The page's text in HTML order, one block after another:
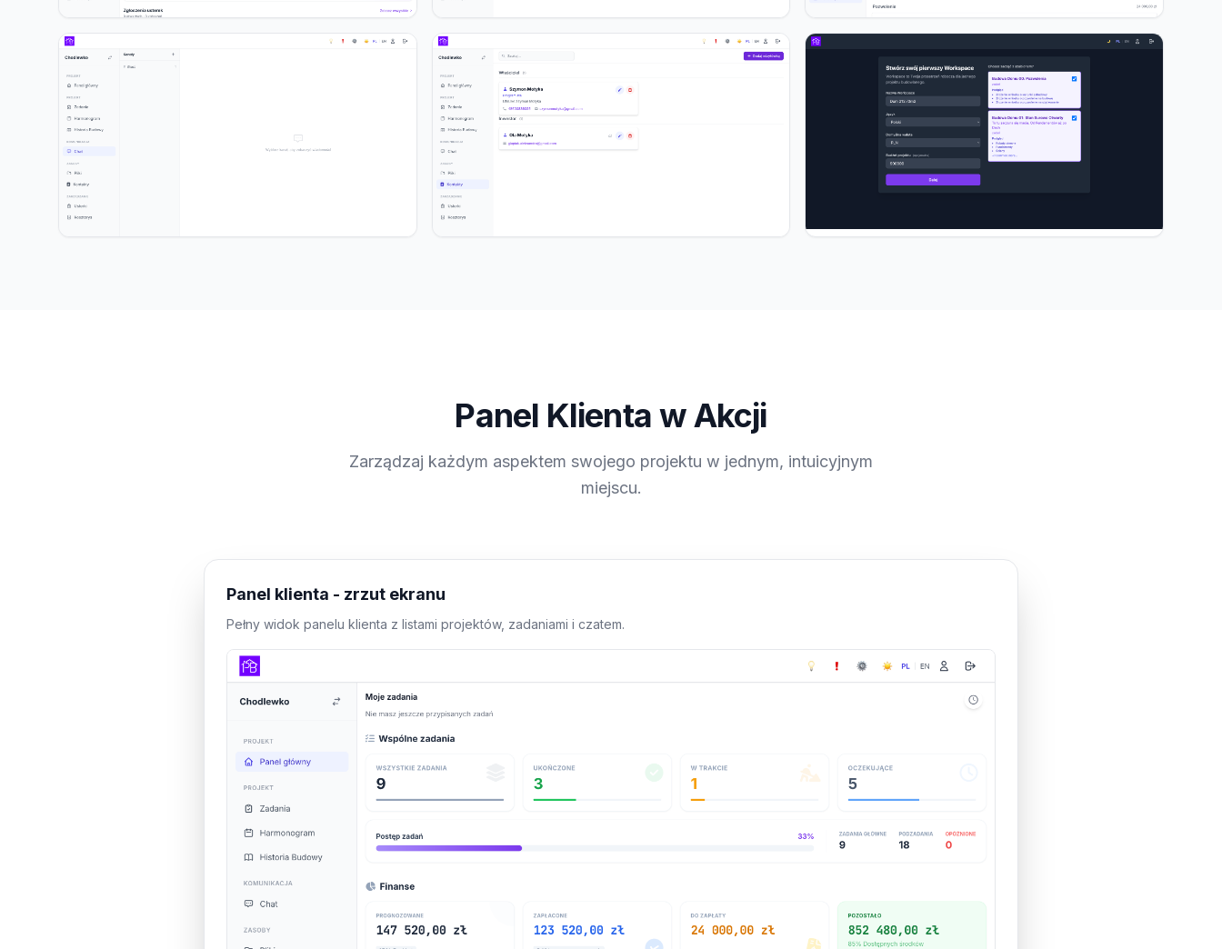
Panel Klienta w Akcji
Zarządzaj każdym aspektem swojego projektu w jednym, intuicyjnym
miejscu.
Panel klienta - zrzut ekranu
Pełny widok panelu klienta z listami projektów, zadaniami i czatem.